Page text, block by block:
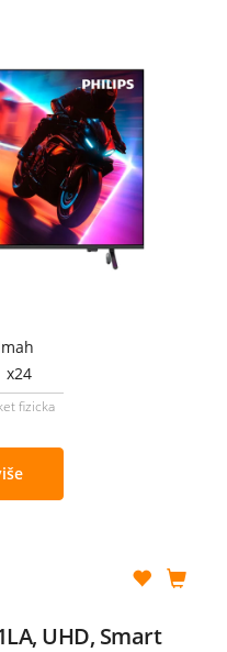
x24
fizicka
UHD, Smart